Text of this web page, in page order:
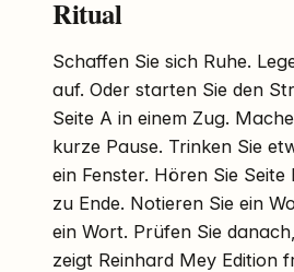
Ritual
Schaffen Sie sich Ruhe.
auf. Oder starten Sie den
Seite A in einem Zug.
kurze Pause. Trinken Sie
ein Fenster. Hören Sie
zu Ende. Notieren Sie ein
ein Wort. Prüfen Sie
zeigt Reinhard Mey Edition